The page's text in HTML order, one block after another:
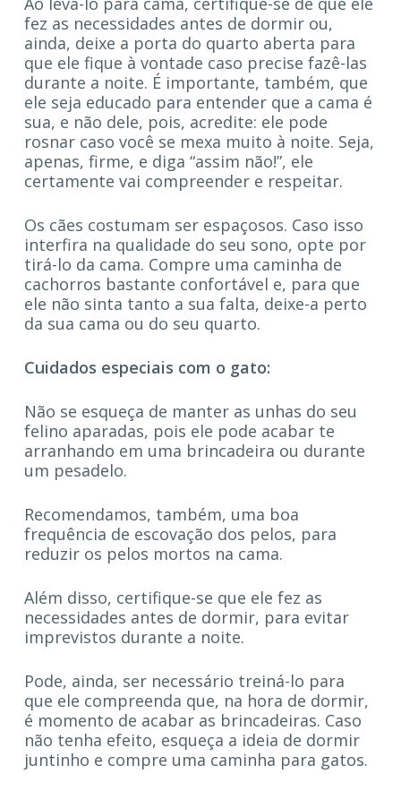
fez as necessidades antes de dormir ou,
ainda, deixe a porta do quarto aberta para
que ele fique à vontade caso precise fazê-las
durante a noite. É importante, também, que
ele seja educado para entender que a cama é
sua, e não dele, pois, acredite: ele pode
rosnar caso você se mexa muito à noite. Seja,
apenas, firme, e diga “assim não!”, ele
certamente vai compreender e respeitar.
Os cães costumam ser espaçosos. Caso isso
interfira na qualidade do seu sono, opte por
tirá-lo da cama. Compre uma caminha de
cachorros bastante confortável e, para que
ele não sinta tanto a sua falta, deixe-a perto
da sua cama ou do seu quarto.
Cuidados especiais com o gato:
Não se esqueça de manter as unhas do seu
felino aparadas, pois ele pode acabar te
arranhando em uma brincadeira ou durante
um pesadelo.
Recomendamos, também, uma boa
frequência de escovação dos pelos, para
reduzir os pelos mortos na cama.
Além disso, certifique-se que ele fez as
necessidades antes de dormir, para evitar
imprevistos durante a noite.
Pode, ainda, ser necessário treiná-lo para
que ele compreenda que, na hora de dormir,
é momento de acabar as brincadeiras. Caso
não tenha efeito, esqueça a ideia de dormir
juntinho e compre uma caminha para gatos.